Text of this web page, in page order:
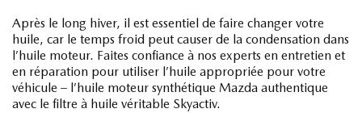
Après le long hiver, il est essentiel de faire changer votre
huile, car le temps froid peut causer de la condensation dans
l’huile moteur. Faites confiance à nos experts en entretien et
en réparation pour utiliser l’huile appropriée pour votre
véhicule – l’huile moteur synthétique Mazda authentique
avec le filtre à huile véritable Skyactiv.